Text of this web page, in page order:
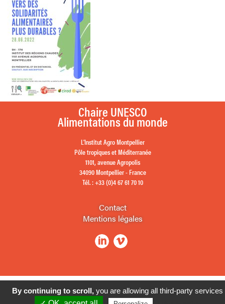
Chaire UNESCO
Alimentations du monde
L’Institut Agro Montpellier
Pôle tropiques et Méditerranée
1101, avenue Agropolis
34090 Montpellier - France
Tél. : +33 (0)4 67 61 70 10
Contact
Mentions légales
By continuing to scroll, you are allowing all third-party services